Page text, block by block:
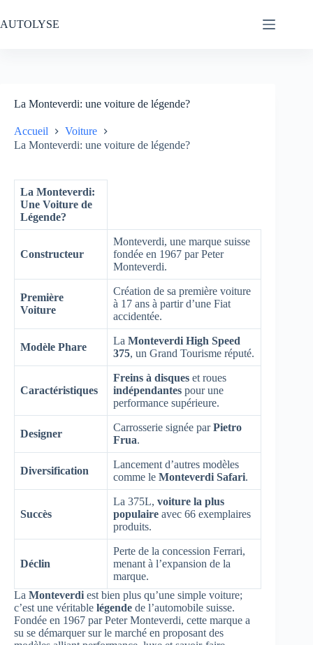
au
contenu
AUTOLYSE
La Monteverdi: une voiture de légende?
Accueil
Voiture
La Monteverdi: une voiture de légende?
La Monteverdi:
Une Voiture de
Légende?
Constructeur
Monteverdi, une marque suisse
fondée en 1967 par Peter
Monteverdi.
Première
Voiture
Création de sa première voiture
à 17 ans à partir d’une Fiat
accidentée.
Modèle Phare
La Monteverdi High Speed
375, un Grand Tourisme réputé.
Caractéristiques
Freins à disques et roues
indépendantes pour une
performance supérieure.
Designer
Carrosserie signée parPietro
Frua.
Diversification
Lancement d’autres modèles
comme le Monteverdi Safari.
Succès
La 375L, voiture la plus
populaire avec 66 exemplaires
produits.
Déclin
Perte de la concession Ferrari,
menant à l’expansion de la
marque.
La Monteverdi est bien plus qu’une simple voiture;
c’est une véritable légende de l’automobile suisse.
Fondée en 1967 par Peter Monteverdi, cette marque a
su se démarquer sur le marché en proposant des